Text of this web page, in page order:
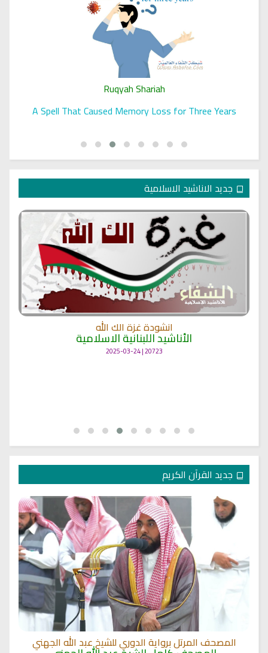
Ruqyah Shariah
Ruqya regained her sight
جديد الاناشيد الاسلامية
انشودة حن قلبي للتلاقي
جديد القرآن الكريم
الجهني